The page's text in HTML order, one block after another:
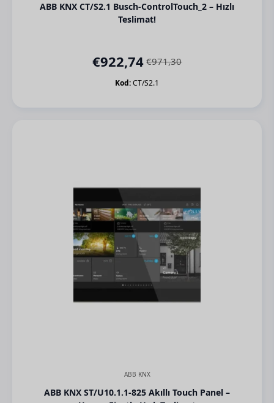
ABB KNX CT/S2.1 Busch-ControlTouch_2 – Hızlı
Teslimat!
€971,30
Orijinal
fiyat:
€922,74Şu
andaki
Kod:CT/S2.1
ABB KNX
ABB KNX ST/U10.1.1-825 Akıllı Touch Panel –